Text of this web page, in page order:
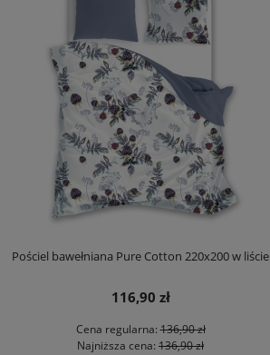
Pościel bawełniana Pure Cotton 220x200 w liście
116,90 zł
Cena regularna:136,90 zł
Najniższa cena: 136,90 zł